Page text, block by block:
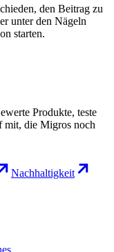
den Beitrag zu
unter den Nägeln
starten.
Produkte, teste
mit, die Migros noch
Nachhaltigkeit